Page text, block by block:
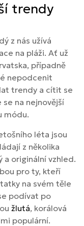
trendy
z nás užívá
na pláži. Ať už
případně
nepodcenit
trendy a cítit se
na nejnovější
módu.
léta jsou
z několika
a originální vzhled.
pro ty, kteří
na svém těle
podívat po
žlutá, korálová
populární.